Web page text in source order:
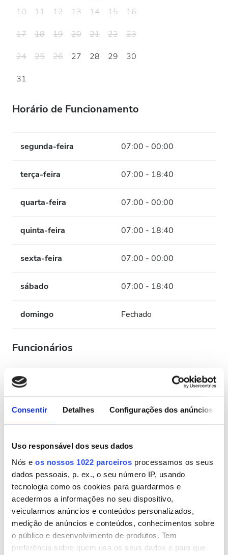
Consentir Detalhes Configurações dos anúncios
Uso responsável dos seus dados
Nós e os nossos 1022 parceiros processamos os seus
dados pessoais, p. ex., o seu número IP, usando
tecnologia como os cookies para guardarmos e
acedermos a informações no seu dispositivo,
veicularmos anúncios e conteúdos personalizados,
medição de anúncios e conteúdos, conhecimentos sobre
o público e desenvolvimento de produtos. Tem
preferência sobre quem usa os seus dados e para que
10
11 12 13 14 15
16
17
18 19 20 21 22
23
24
25 26 27 28 29
30
31
Horário de Funcionamento
segunda-feira 07:00 - 00:00
terça-feira 07:00 - 18:40
quarta-feira 07:00 - 00:00
quinta-feira 07:00 - 18:40
sexta-feira 07:00 - 00:00
sábado 07:00 - 18:40
domingo Fechado
Funcionários
Head Nurse
Aurélia PEUTIN